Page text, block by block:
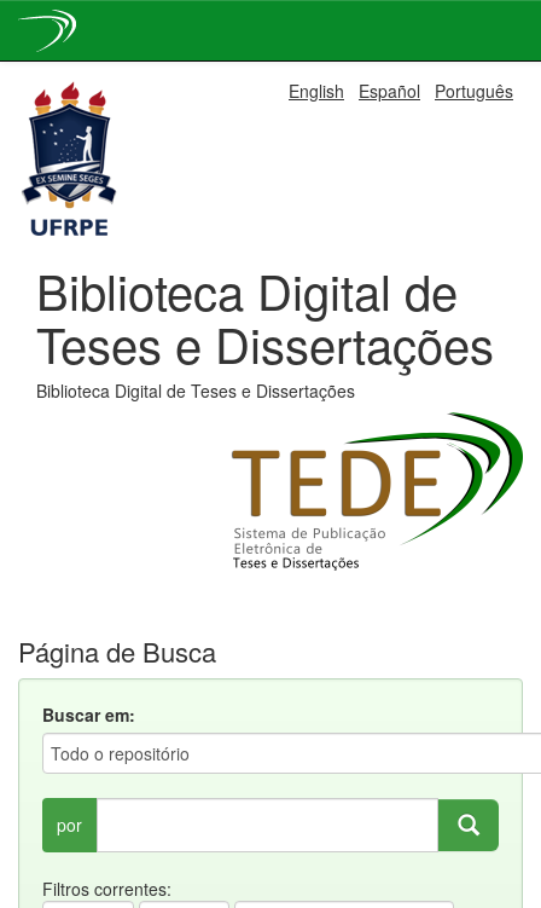
navigation
English Español Português
Biblioteca Digital de
Teses e Dissertações
Biblioteca Digital de Teses e Dissertações
Página de Busca
Buscar em:
por
Filtros correntes: